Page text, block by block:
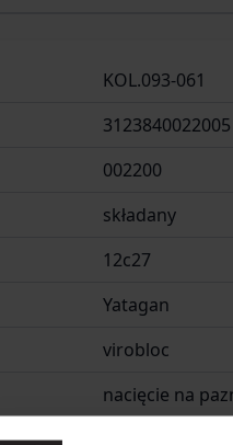
KOL.093-061
3123840022005
002200
składany
12c27
Yatagan
virobloc
nacięcie na